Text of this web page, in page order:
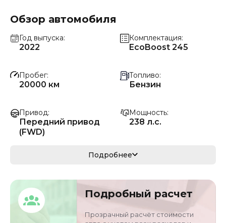
Обзор автомобиля
Год выпуска
2022
Комплектация
EcoBoost 245
Пробег
20000 км
Топливо
Бензин
Привод
Передний привод
(FWD)
Мощность
238 л.с.
175 кВ
Кузов
седан
LVSHFFAC0NS3020
Подробнее
Подробный расчет
Прозрачный расчёт стоимости